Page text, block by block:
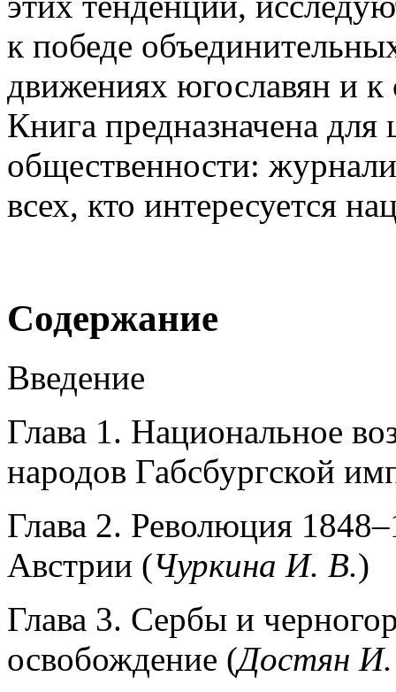
к победе
движениях югославян и
Книга предназначена
общественности:
всех, кто интересуется
Содержание
Введение
Глава 1. Национальное
народов Габсбургской
Глава 2. Революция
Австрии (Чуркина И. В.)
Глава 3. Сербы и
освобождение (Достян И.